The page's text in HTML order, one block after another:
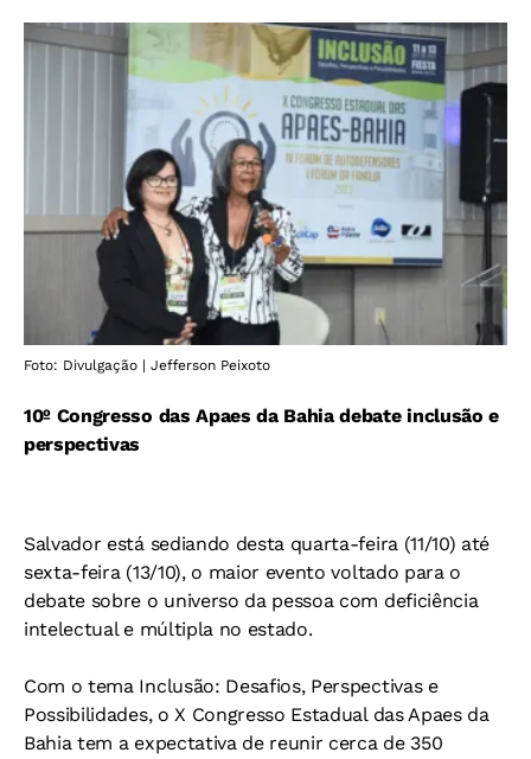
Foto: Divulgação | Jefferson Peixoto
10º Congresso das Apaes da Bahia debate inclusão e
perspectivas
Salvador está sediando desta quarta-feira (11/10) até
sexta-feira (13/10), o maior evento voltado para o
debate sobre o universo da pessoa com deficiência
intelectual e múltipla no estado.
Com o tema Inclusão: Desafios, Perspectivas e
Possibilidades, o X Congresso Estadual das Apaes da
Bahia tem a expectativa de reunir cerca de 350